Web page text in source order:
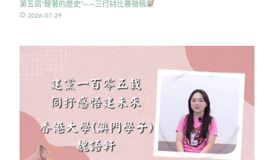
第五屆”醒著的歷史”——三行詩比賽徵稿
access_time 2026-07-29